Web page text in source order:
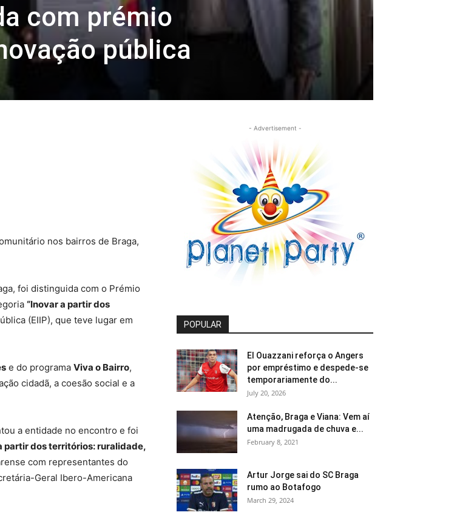
com prémio
pública
nos bairros de Braga,
foi distinguida com o Prémio
“Inovar a partir dos
(EIIP), que teve lugar em
e do programa Viva o Bairro,
cidadã, a coesão social e a
a entidade no encontro e foi
partir dos territórios: ruralidade,
com representantes do
Geral Ibero-Americana
- Advertisement -
POPULAR
El Ouazzani reforça o Angers
por empréstimo e despede-se
temporariamente do...
July 20, 2026
Atenção, Braga e Viana: Vem aí
uma madrugada de chuva e...
February 8, 2021
Artur Jorge sai do SC Braga
rumo ao Botafogo
March 29, 2024